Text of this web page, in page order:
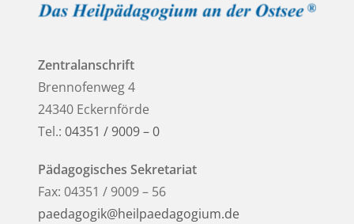
Zentralanschrift
Brennofenweg 4
24340 Eckernförde
Tel.:04351 / 9009 – 0
Pädagogisches Sekretariat
Fax: 04351 / 9009 – 56
paedagogik@heilpaedagogium.de